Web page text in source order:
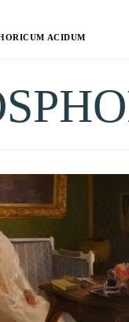
ACIDUM